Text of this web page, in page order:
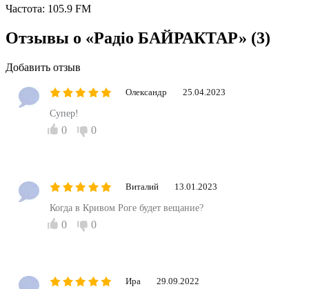
Частота: 105.9 FM
Отзывы о «Радіо БАЙРАКТАР» (3)
Добавить отзыв
Олександр 25.04.2023
Супер!
0 0
Виталий 13.01.2023
Когда в Кривом Роге будет вещание?
0 0
Ира 29.09.2022